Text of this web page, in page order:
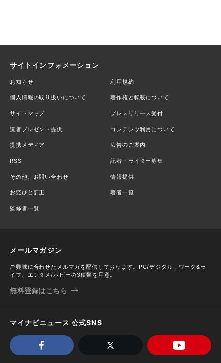
サイトインフォメーション
お知らせ 利用規約
個人情報の取り扱いについて 著作権と転載について
サイトマップ プレスリリース受付
読者プレゼント提供 コンテンツ利用について
提携メディア 広告のご案内
RSS 記者・ライター募集
その他、お問い合わせ 情報提供
お詫びと訂正 著者一覧
監修者一覧
メールマガジン
ご興味に合わせたメルマガを配信しております。PC/デジタル、ワーク&ラ
イフ、エンタメ/ホビーの3種類を用意。
無料登録はこちら
マイナビニュース 公式SNS